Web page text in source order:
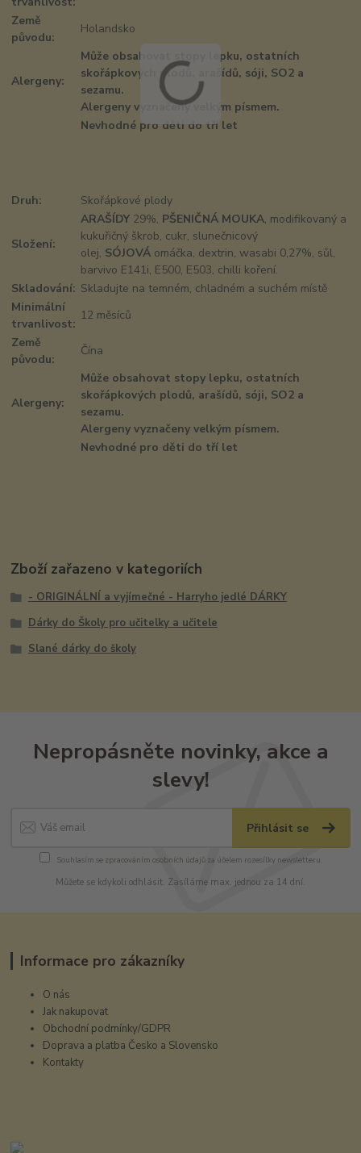
Země
původu:
Holandsko
Alergeny:
Může obsahovat stopy lepku, ostatních
skořápkových plodů, arašídů, sóji, SO2 a
sezamu.
Alergeny vyznačeny velkým písmem.
Nevhodné pro děti do tří let
Druh: Skořápkové plody
Složení:
ARAŠÍDY 29%, PŠENIČNÁ MOUKA, modifikovaný a
kukuřičný škrob, cukr, slunečnicový
olej, SÓJOVÁ omáčka, dextrin, wasabi 0,27%, sůl,
barvivo E141i, E500, E503, chilli koření.
Skladování: Skladujte na temném, chladném a suchém místě
Minimální
trvanlivost:
12 měsíců
Země
původu:
Čína
Alergeny:
Může obsahovat stopy lepku, ostatních
skořápkových plodů, arašídů, sóji, SO2 a
sezamu.
Alergeny vyznačeny velkým písmem.
Nevhodné pro děti do tří let
Zboží zařazeno v kategoriích
- ORIGINÁLNÍ a vyjímečné - Harryho jedlé DÁRKY
Dárky do Školy pro učitelky a učitele
Slané dárky do školy
Nepropásněte novinky, akce a
slevy!
Přihlásit se
Souhlasím se zpracováním osobních údajůza účelem rozesílky newsletteru.
Můžete se kdykoli odhlásit. Zasíláme max. jednou za 14 dní.
Informace pro zákazníky
O nás
Jak nakupovat
Obchodní podmínky/GDPR
Doprava a platba Česko a Slovensko
Kontakty